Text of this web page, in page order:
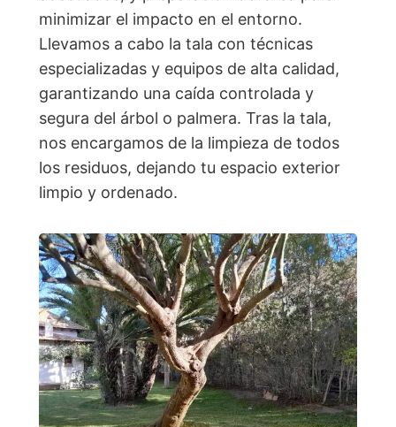
minimizar el impacto en el entorno.
Llevamos a cabo la tala con técnicas
especializadas y equipos de alta calidad,
garantizando una caída controlada y
segura del árbol o palmera. Tras la tala,
nos encargamos de la limpieza de todos
los residuos, dejando tu espacio exterior
limpio y ordenado.